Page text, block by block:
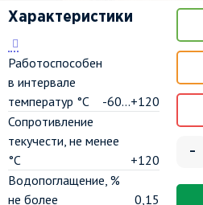
Характеристики
Работоспособен
в интервале
температур °C
-60...+120
Сопротивление
текучести, не менее
°C
+120
Водопоглащение, %
не более
0,15
–